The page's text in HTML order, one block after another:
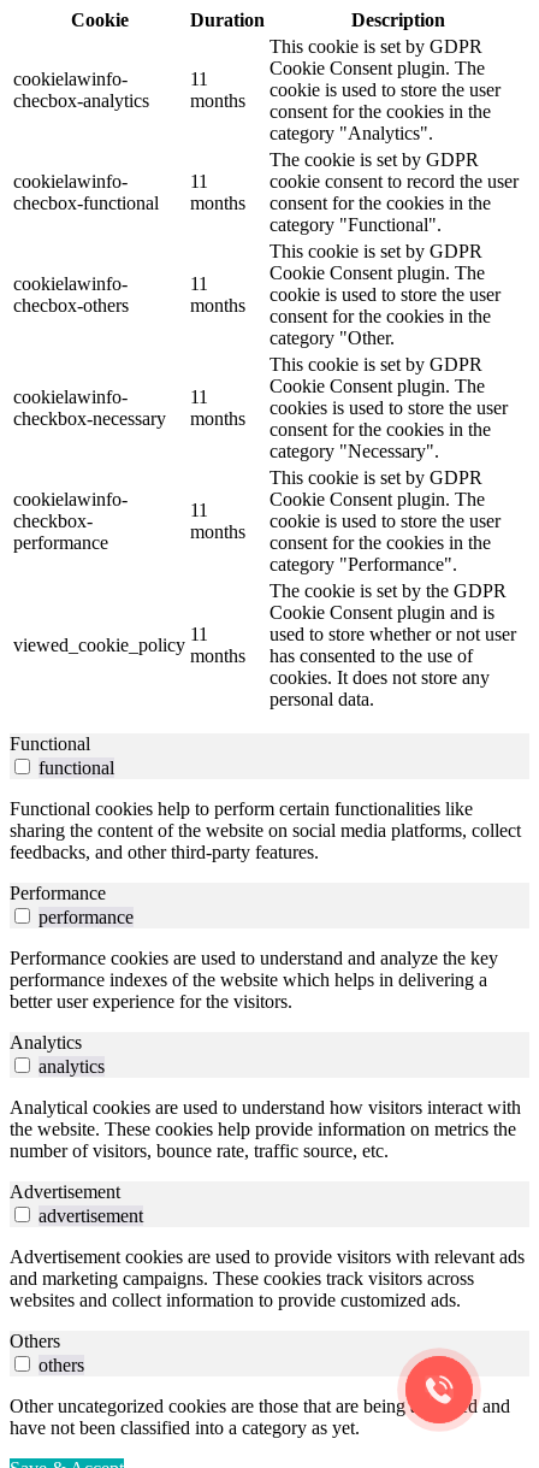
Cookie Duration Description
cookielawinfo-
checbox-analytics
11
months
This cookie is set by GDPR
Cookie Consent plugin. The
cookie is used to store the user
consent for the cookies in the
category "Analytics".
cookielawinfo-
checbox-functional
11
months
The cookie is set by GDPR
cookie consent to record the user
consent for the cookies in the
category "Functional".
cookielawinfo-
checbox-others
11
months
This cookie is set by GDPR
Cookie Consent plugin. The
cookie is used to store the user
consent for the cookies in the
category "Other.
cookielawinfo-
checkbox-necessary
11
months
This cookie is set by GDPR
Cookie Consent plugin. The
cookies is used to store the user
consent for the cookies in the
category "Necessary".
cookielawinfo-
checkbox-
performance
11
months
This cookie is set by GDPR
Cookie Consent plugin. The
cookie is used to store the user
consent for the cookies in the
category "Performance".
viewed_cookie_policy
11
months
The cookie is set by the GDPR
Cookie Consent plugin and is
used to store whether or not user
has consented to the use of
cookies. It does not store any
personal data.
Functional
functional
Functional cookies help to perform certain functionalities like
sharing the content of the website on social media platforms, collect
feedbacks, and other third-party features.
Performance
performance
Performance cookies are used to understand and analyze the key
performance indexes of the website which helps in delivering a
better user experience for the visitors.
Analytics
analytics
Analytical cookies are used to understand how visitors interact with
the website. These cookies help provide information on metrics the
number of visitors, bounce rate, traffic source, etc.
Advertisement
advertisement
Advertisement cookies are used to provide visitors with relevant ads
and marketing campaigns. These cookies track visitors across
websites and collect information to provide customized ads.
Others
others
Other uncategorized cookies are those that are being analyzed and
have not been classified into a category as yet.